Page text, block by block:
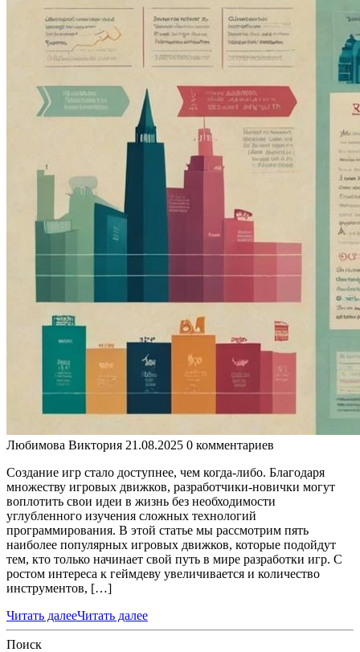
Любимова Виктория 21.08.2025 0 комментариев
Создание игр стало доступнее, чем когда-либо. Благодаря
множеству игровых движков, разработчики-новички могут
воплотить свои идеи в жизнь без необходимости
углубленного изучения сложных технологий
программирования. В этой статье мы рассмотрим пять
наиболее популярных игровых движков, которые подойдут
тем, кто только начинает свой путь в мире разработки игр. С
ростом интереса к геймдеву увеличивается и количество
инструментов, […]
Читать далееЧитать далее
Поиск